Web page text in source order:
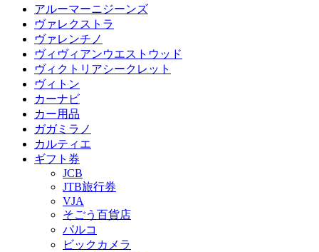
アルーマーニジーンズ
ヴァレクストラ
ヴァレンチノ
ヴィヴィアンウエストウッド
ヴィクトリアシークレット
ヴィトン
カーナビ
カー用品
ガガミラノ
カルティエ
ギフト券
JCB
JTB旅行券
VJA
そごう百貨店
パルコ
ビックカメラ